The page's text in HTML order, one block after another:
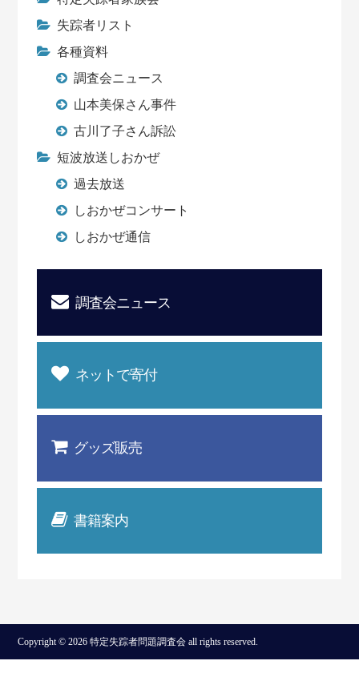
失踪者リスト
各種資料
調査会ニュース
山本美保さん事件
古川了子さん訴訟
短波放送しおかぜ
過去放送
しおかぜコンサート
しおかぜ通信
調査会ニュース
ネットで寄付
グッズ販売
書籍案内
Copyright © 2026 特定失踪者問題調査会 all rights reserved.